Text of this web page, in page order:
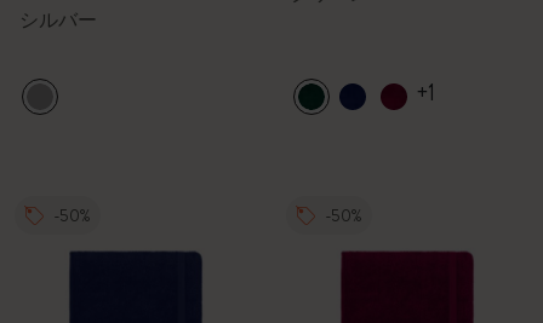
シルバー
+1
-50% -50%